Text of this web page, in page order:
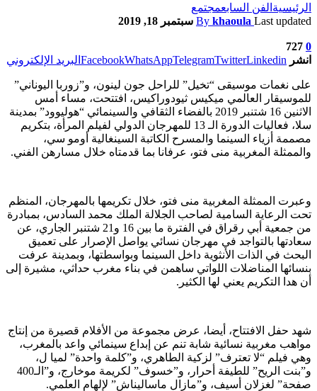
الرئيسية الفن السابعمجتمع
By khaoula Last updated سبتمبر 18, 2019
0
727
انشر
FacebookWhatsAppTelegramTwitterLinkedin البريد الإلكتروني
على نغمات موسيقى “تخيل” للراحل جون لينون، و”زوربا اليوناني”
للموسيقار العالمي ميكيس ثيودوراكيس، افتتحت، مساء أمس
الاثنين 16 شتنبر 2019 بالفضاء الثقافي والسينمائي “هوليوود” بمدينة
سلا، فعاليات الدورة الـ 13 للمهرجان الدولي لفيلم المرأة، بتكريم
مصممة أزياء السينما والمسرح الكاتبة السينغالية أومو سي،
والممثلة المغربية منى فتو، عرفانا بما قدمتاه خلال مسارهن الفني.
وعبرت الممثلة المغربية منى فتو، خلال تكريمها بالمهرجان، المنظم
تحت الرعاية السامية لصاحب الجلالة الملك محمد السادس، بمبادرة
من جمعية أبي رقراق في الفترة ما بين 16 و21 شتنبر الجاري، عن
سعادتها بالتواجد في مهرجان نسائي يواصل الإصرار على تعميق
البحث في الذات الأنثوية داخل السينما وبواسطتها، وبمدينة عرفت
بنسائها المناضلات اللواتي ساهمن في بناء مغرب حداثي، مشيرة إلى
أن هدا التكريم يعني لها الكثير.
شهد حفل الافتتاح، أيضا، عرض مجموعة من الأفلام قصيرة من إنتاج
مواهب مغربية نسائية شابة تنم عن إبداع سينمائي واعد بالمغرب،
وهي فيلم “لا تعترف” لزكية الطاهري، و”كلمة واحدة” لميا ل،
و”بنت الريح” للطيفة أحرار، و”خسوف” لكريمة موخارج، و”الـ400
صفحة” لغزلان أسيف، و”مازال ماساليناش” لإلهام العلمي.